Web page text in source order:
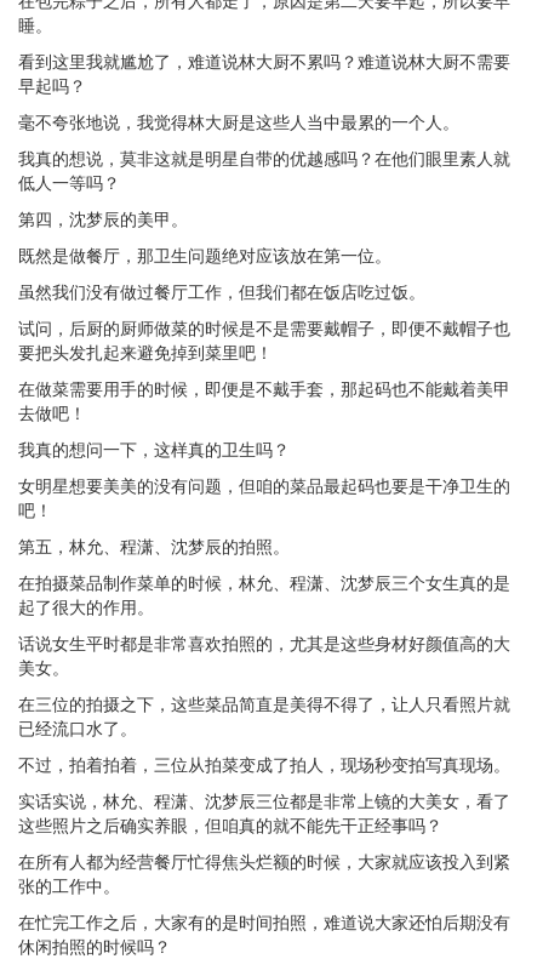
睡。
看到这里我就尴尬了，难道说林大厨不累吗？难道说林大厨不需要
早起吗？
毫不夸张地说，我觉得林大厨是这些人当中最累的一个人。
我真的想说，莫非这就是明星自带的优越感吗？在他们眼里素人就
低人一等吗？
第四，沈梦辰的美甲。
既然是做餐厅，那卫生问题绝对应该放在第一位。
虽然我们没有做过餐厅工作，但我们都在饭店吃过饭。
试问，后厨的厨师做菜的时候是不是需要戴帽子，即便不戴帽子也
要把头发扎起来避免掉到菜里吧！
在做菜需要用手的时候，即便是不戴手套，那起码也不能戴着美甲
去做吧！
我真的想问一下，这样真的卫生吗？
女明星想要美美的没有问题，但咱的菜品最起码也要是干净卫生的
吧！
第五，林允、程潇、沈梦辰的拍照。
在拍摄菜品制作菜单的时候，林允、程潇、沈梦辰三个女生真的是
起了很大的作用。
话说女生平时都是非常喜欢拍照的，尤其是这些身材好颜值高的大
美女。
在三位的拍摄之下，这些菜品简直是美得不得了，让人只看照片就
已经流口水了。
不过，拍着拍着，三位从拍菜变成了拍人，现场秒变拍写真现场。
实话实说，林允、程潇、沈梦辰三位都是非常上镜的大美女，看了
这些照片之后确实养眼，但咱真的就不能先干正经事吗？
在所有人都为经营餐厅忙得焦头烂额的时候，大家就应该投入到紧
张的工作中。
在忙完工作之后，大家有的是时间拍照，难道说大家还怕后期没有
休闲拍照的时候吗？